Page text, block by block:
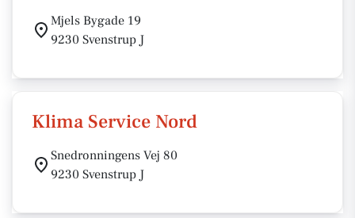
Mjels Bygade 19
9230 Svenstrup J
Klima Service Nord
Snedronningens Vej 80
9230 Svenstrup J